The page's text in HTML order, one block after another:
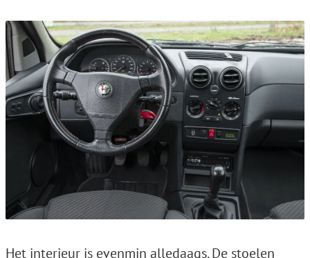
Het interieur is evenmin alledaags. De stoelen